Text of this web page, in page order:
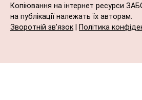
Копіювання на інтернет ресурси
на публікації належать їх авторам.
Зворотній зв’язок
Політика